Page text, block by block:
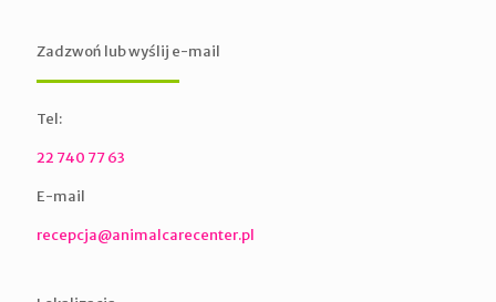
Zadzwoń lub wyślij e-mail
Tel:
22 740 77 63
E-mail
recepcja@animalcarecenter.pl